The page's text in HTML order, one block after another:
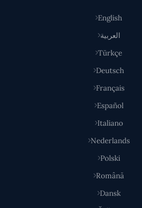
English
العربية
Türkçe
Deutsch
Français
Español
Italiano
Nederlands
Polski
Română
Dansk